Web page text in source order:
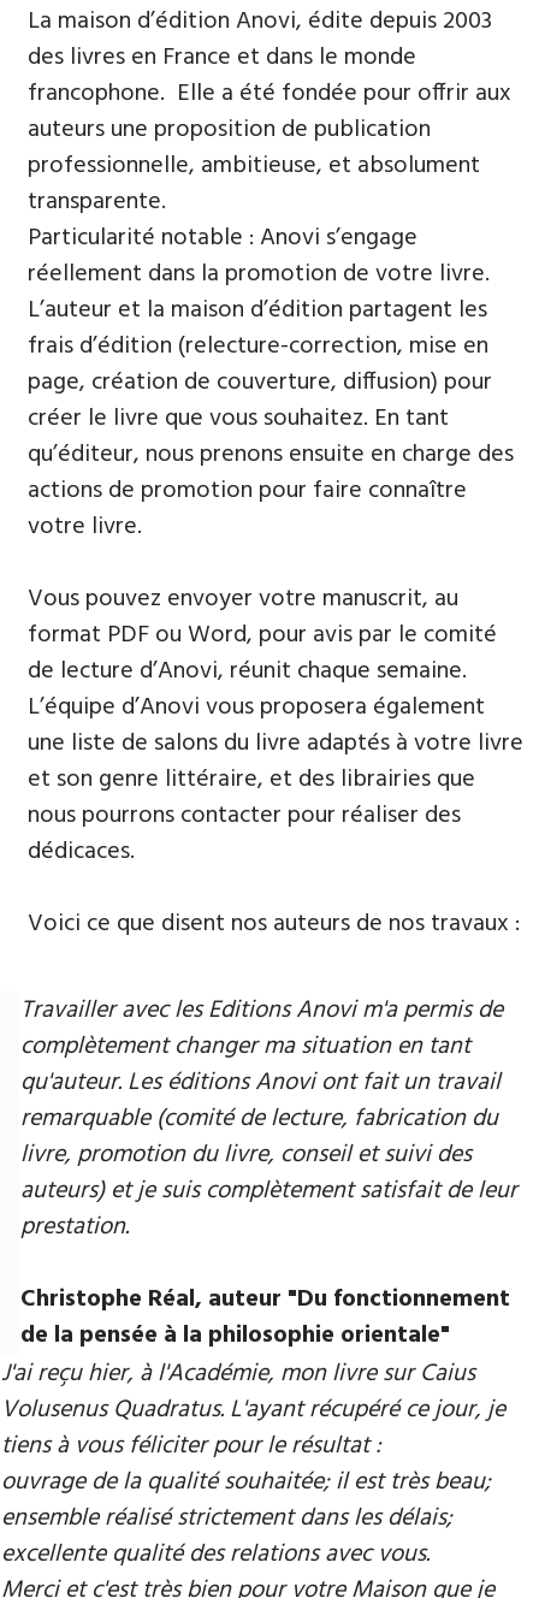
La maison d’édition Anovi, édite depuis 2003
des livres en France et dans le monde
francophone. Elle a été fondée pour offrir aux
auteurs une proposition de publication
professionnelle, ambitieuse, et absolument
transparente.
Particularité notable : Anovi s’engage
réellement dans la promotion de votre livre.
L’auteur et la maison d’édition partagent les
frais d’édition (relecture-correction, mise en
page, création de couverture, diffusion) pour
créer le livre que vous souhaitez. En tant
qu’éditeur, nous prenons ensuite en charge des
actions de promotion pour faire connaître
votre livre.
Vous pouvez envoyer votre manuscrit, au
format PDF ou Word, pour avis par le comité
de lecture d’Anovi, réunit chaque semaine.
L’équipe d’Anovi vous proposera également
une liste de salons du livre adaptés à votre livre
et son genre littéraire, et des librairies que
nous pourrons contacter pour réaliser des
dédicaces.
Voici ce que disent nos auteurs de nos travaux :
Travailler avec les Editions Anovi m'a permis de
complètement changer ma situation en tant
qu'auteur. Les éditions Anovi ont fait un travail
remarquable (comité de lecture, fabrication du
livre, promotion du livre, conseil et suivi des
auteurs) et je suis complètement satisfait de leur
prestation.
Christophe Réal, auteur ​"Du fonctionnement
de la pensée à la philosophie orientale"
J'ai reçu hier, à l'Académie, mon livre sur Caius
Volusenus Quadratus. L'ayant récupéré ce jour, je
tiens à vous féliciter pour le résultat :
ouvrage de la qualité souhaitée; il est très beau;
ensemble réalisé strictement dans les délais;
excellente qualité des relations avec vous.